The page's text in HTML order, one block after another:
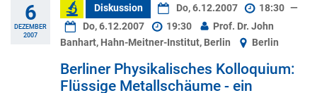
6
DEZEMBER
2007
Diskussion Do, 6.12.2007 18:30 —
Do, 6.12.2007
19:30
Prof. Dr. John
Banhart, Hahn-Meitner-Institut, Berlin
Berlin
Berliner Physikalisches Kolloquium:
Flüssige Metallschäume - ein